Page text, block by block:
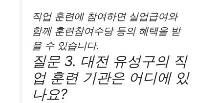
직업 훈련에 참여하면 실업급여와
함께 훈련참여수당 등의 혜택을 받
을 수 있습니다.
질문 3. 대전 유성구의 직
업 훈련 기관은 어디에 있
나요?